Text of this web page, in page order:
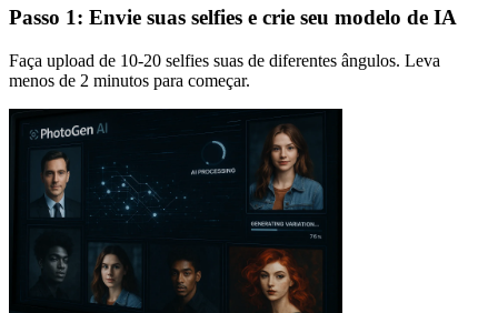
Passo 1: Envie suas selfies e crie seu modelo de IA
Faça upload de 10-20 selfies suas de diferentes ângulos. Leva
menos de 2 minutos para começar.